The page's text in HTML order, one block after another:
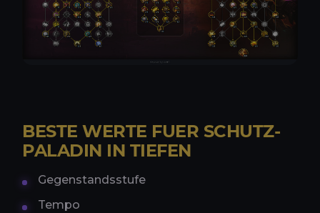
BESTE WERTE FUER SCHUTZ-
PALADIN IN TIEFEN
Gegenstandsstufe
Tempo